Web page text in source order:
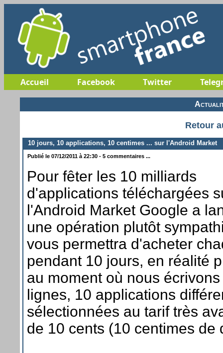
Accueil Facebook Twitter
Retour
10 jours, 10 applications, 10 centimes ... sur l'Android Market
Publié le 07/12/2011 à 22:30 - 5 commentaires ...
Pour fêter les 10 milliards
d'applications téléchargées
l'Android Market Google a
une opération plutôt
vous permettra d'acheter
pendant 10 jours, en réalité
au moment où nous
lignes, 10 applications
sélectionnées au tarif très
de 10 cents (10 centimes de